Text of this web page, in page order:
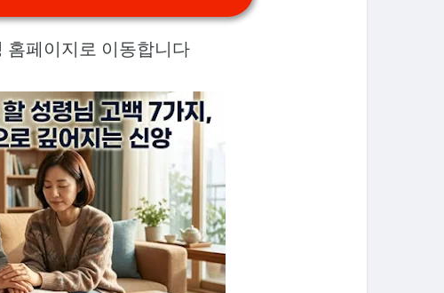
홈페이지로 이동합니다